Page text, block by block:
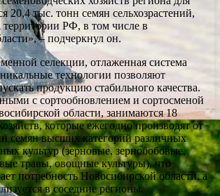
20,4 тыс. тонн семян сельхозрастений,
РФ, в том числе в
– подчеркнул он.
селекции, отлаженная система
технологии позволяют
продукцию стабильного качества.
с сортообновлением и сортосменой
области, занимаются 18
которые ежегодно производят от
семян высших категорий различных
культур (зерновые, зернобобовые,
травы, овощные культуры), что
потребность Новосибирской области, а
в соседние регионы.